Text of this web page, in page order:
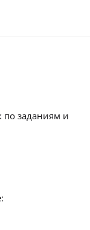
по заданиям и